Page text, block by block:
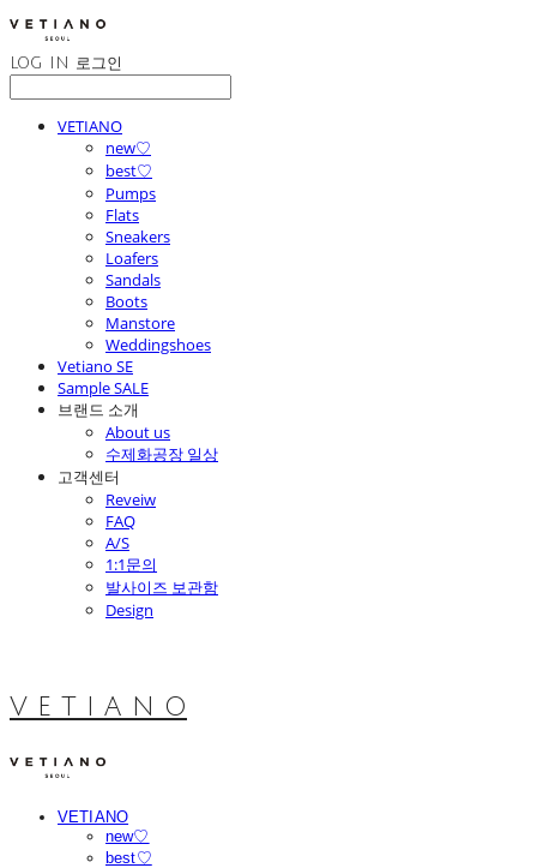
LOG IN 로그인
VETIANO
new♡
best♡
Pumps
Flats
Sneakers
Loafers
Sandals
Boots
Manstore
Weddingshoes
Vetiano SE
Sample SALE
브랜드 소개
About us
수제화공장 일상
고객센터
Reveiw
FAQ
A/S
1:1문의
발사이즈 보관함
Design
V E T I A N O
VETIANO
new♡
best♡